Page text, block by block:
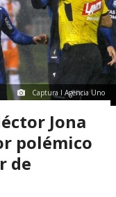
Captura I Agencia Uno
Jona
polémico
de